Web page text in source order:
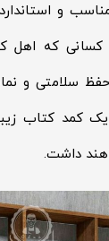
و
کسانی که اهل
سلامتی و
کمد کتاب
داشت.